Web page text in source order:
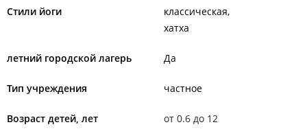
Стили йоги
классическая
хатха
летний городской лагерь Да
Тип учреждения частное
Возраст детей, лет от 0.6 до 12